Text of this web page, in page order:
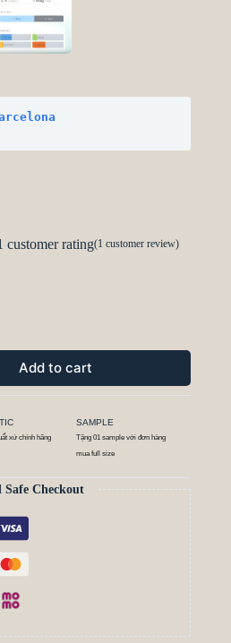
customer rating(1 customer review)
Add to cart
xứ chính hãng
SAMPLE
Tặng 01 sample với đơn hàng
mua full size
Safe Checkout